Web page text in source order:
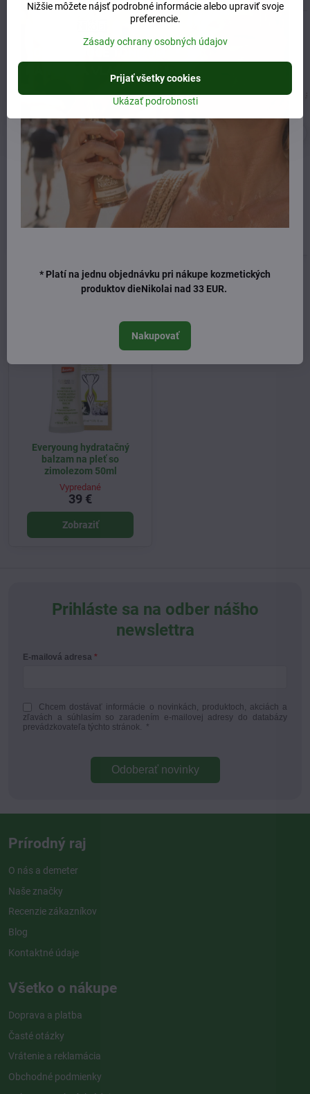
Provida 100% demeter
ružová voda 30ml
Skladom
Hesse hyalurónové sérum
Naposledy ste si prezerali
Everyoung hydratačný
balzam na pleť so
zimolezom 50ml
Vypredané
39 €
Zobraziť
Prihláste sa na odber nášho
newslettra
E-mailová adresa
Chcem dostávať informácie o novinkách, produktoch, akciách a
zľavách a súhlasím so zaradením e-mailovej adresy do databázy
prevádzkovateľa týchto stránok.
*
Odoberať novinky
Prírodný raj
O nás a demeter
Naše značky
Recenzie zákazníkov
Blog
Kontaktné údaje
Všetko o nákupe
Doprava a platba
Časté otázky
Vrátenie a reklamácia
Obchodné podmienky
Nižšie môžete nájsť podrobné informácie alebo upraviť svoje
preferencie.
Zásady ochrany osobných údajov
Ukázať podrobnosti
Prijať všetky cookies
* Platí na jednu objednávku pri nákupe kozmetických
produktov dieNikolai nad 33 EUR.
Nakupovať